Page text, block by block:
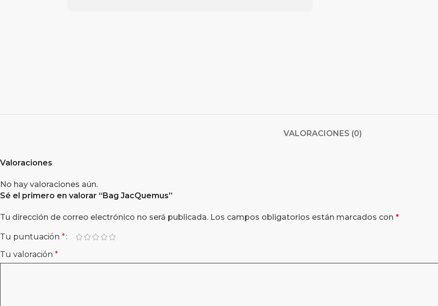
VALORACIONES (0)
Valoraciones
No hay valoraciones aún.
Sé el primero en valorar “Bag JacQuemus”
Tu dirección de correo electrónico no será publicada. Los campos obligatorios están marcados con *
Tu puntuación *
Tu valoración *